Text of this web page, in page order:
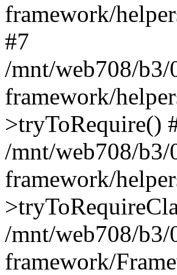
framework/
#7
/mnt/web708/
framework/
>tryToRequire()
/mnt/web708/
framework/
/mnt/web708/
framework/